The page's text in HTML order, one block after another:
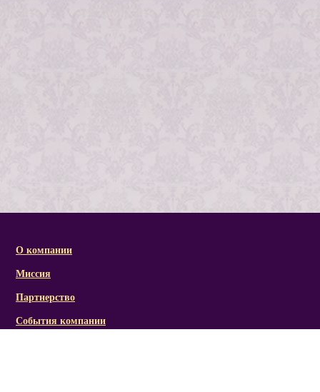
О компании
Миссия
Партнерство
События компании